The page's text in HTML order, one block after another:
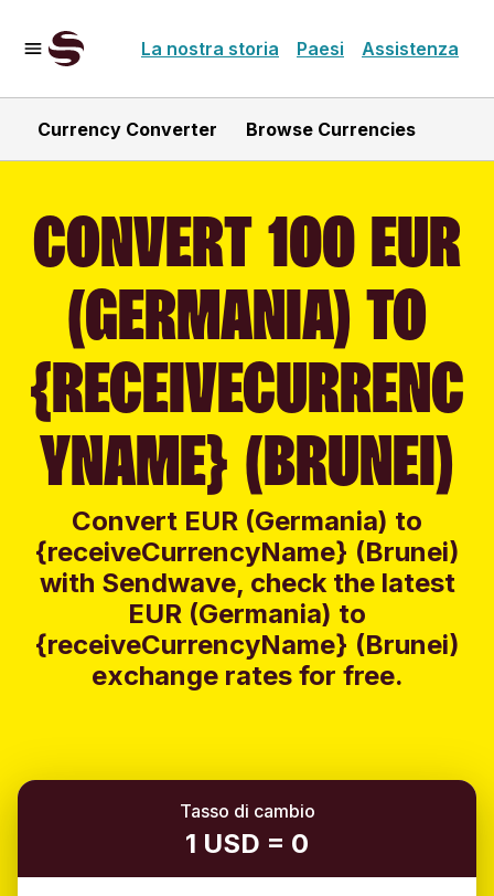
La nostra storia Paesi Assistenza
Currency Converter Browse Currencies
CONVERT 100 EUR
(GERMANIA) TO
{RECEIVECURRENC
YNAME} (BRUNEI)
Convert EUR (Germania) to
{receiveCurrencyName} (Brunei)
with Sendwave, check the latest
EUR (Germania) to
{receiveCurrencyName} (Brunei)
exchange rates for free.
Tasso di cambio
1 USD = 0